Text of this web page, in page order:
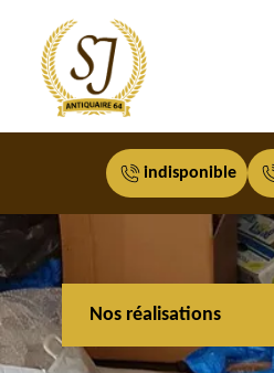
indisponible
Nos réalisations